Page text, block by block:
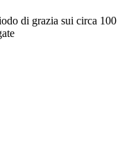
di grazia sui circa 100